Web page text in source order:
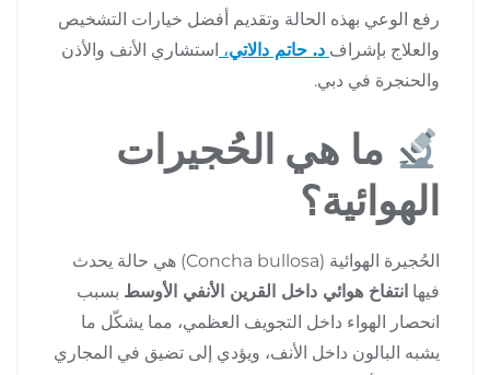
رفع الوعي بهذه الحالة وتقديم أفضل خيارات التشخيص
والعلاج بإشراف د. حاتم دالاتي، استشاري الأنف والأذن
والحنجرة في دبي.
ما هي الحُجيرات
الهوائية؟
الحُجيرة الهوائية (Concha bullosa) هي حالة يحدث
فيها انتفاخ هوائي داخل القرين الأنفي الأوسط بسبب
انحصار الهواء داخل التجويف العظمي، مما يشكّل ما
يشبه البالون داخل الأنف، ويؤدي إلى تضيق في المجاري